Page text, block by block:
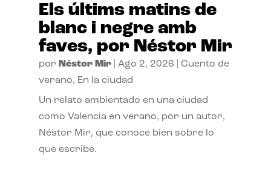
Els últims matins de
blanc i negre amb
faves, por Néstor Mir
por Néstor Mir| Ago 2, 2026
Cuento de
verano, En la ciudad
Un relato ambientado en una ciudad
como Valencia en verano, por un autor,
Néstor Mir, que conoce bien sobre lo
que escribe.